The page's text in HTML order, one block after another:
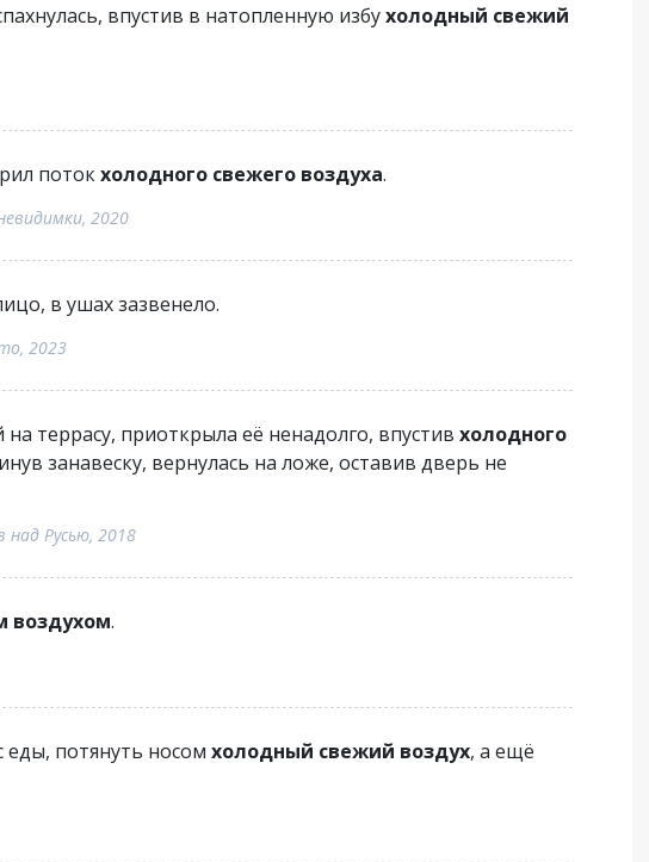
впустив в натопленную избухолодный свежий
потокхолодного свежего воздуха.
2020
в ушах зазвенело.
2023
террасу, приоткрыла её ненадолго, впустив холодного
занавеску, вернулась на ложе, оставив дверь не
над Русью, 2018
воздухом.
еды, потянуть носом холодный свежий воздух, а ещё